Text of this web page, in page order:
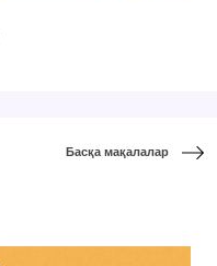
Басқа мақалалар